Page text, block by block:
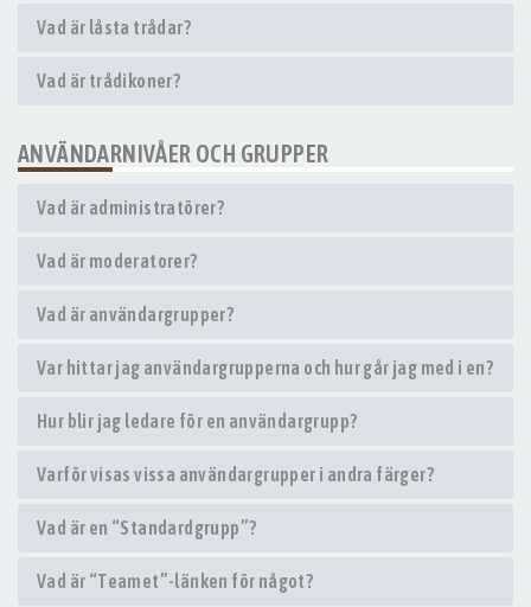
Vad är låsta trådar?
Vad är trådikoner?
ANVÄNDARNIVÅER OCH GRUPPER
Vad är administratörer?
Vad är moderatorer?
Vad är användargrupper?
Var hittar jag användargrupperna och hur går jag med i en?
Hur blir jag ledare för en användargrupp?
Varför visas vissa användargrupper i andra färger?
Vad är en “Standardgrupp”?
Vad är “Teamet”-länken för något?